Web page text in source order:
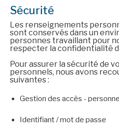
Sécurité
Les renseignements
sont conservés dans un
personnes travaillant pour
respecter la confidentialité
Pour assurer la sécurité de
personnels, nous avons
suivantes :
Gestion des accès -
Identifiant / mot de passe